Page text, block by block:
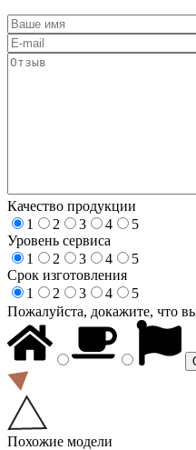
Качество продукции
1
2 3 4
5
Уровень сервиса
1
2 3 4
5
Срок изготовления
1
2 3 4
5
Пожалуйста, докажите, что
Похожие модели